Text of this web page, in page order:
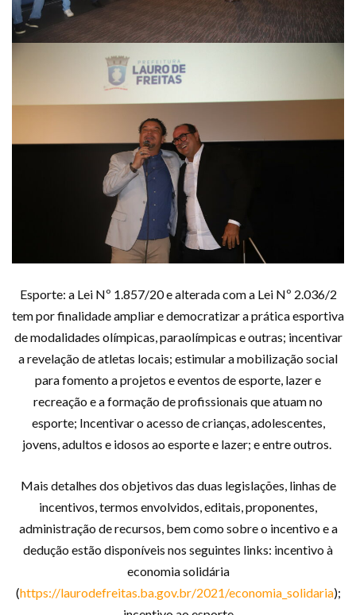
Esporte: a Lei Nº 1.857/20 e alterada com a Lei Nº 2.036/2
tem por finalidade ampliar e democratizar a prática esportiva
de modalidades olímpicas, paraolímpicas e outras; incentivar
a revelação de atletas locais; estimular a mobilização social
para fomento a projetos e eventos de esporte, lazer e
recreação e a formação de profissionais que atuam no
esporte; Incentivar o acesso de crianças, adolescentes,
jovens, adultos e idosos ao esporte e lazer; e entre outros.
Mais detalhes dos objetivos das duas legislações, linhas de
incentivos, termos envolvidos, editais, proponentes,
administração de recursos, bem como sobre o incentivo e a
dedução estão disponíveis nos seguintes links: incentivo à
economia solidária
(https://laurodefreitas.ba.gov.br/2021/economia_solidaria);